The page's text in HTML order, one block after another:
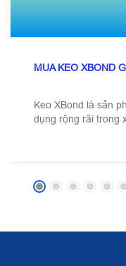
MUA KEO XBOND
Keo XBond là sản
dụng rộng rãi trong